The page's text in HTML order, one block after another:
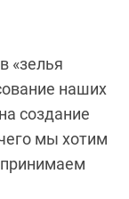
«зелья
наших
создание
мы хотим